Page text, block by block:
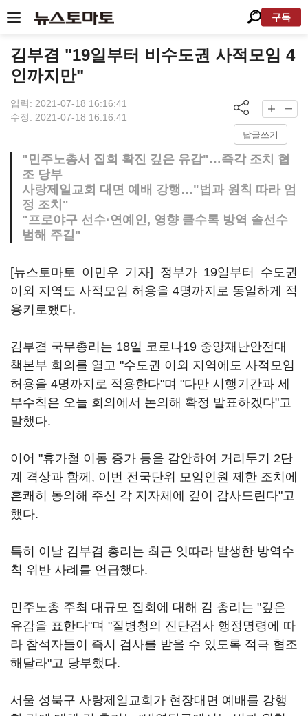
구독
김부겸 "19일부터 비수도권 사적모임 4
인까지만"
입력: 2021-07-18 16:16:41
수정: 2021-07-18 16:16:41
답글쓰기
"민주노총서 집회 확진 깊은 유감"…즉각 조치 협
조 당부
사랑제일교회 대면 예배 강행…"법과 원칙 따라 엄
정 조치"
"프로야구 선수·연예인, 영향 클수록 방역 솔선수
범해 주길"
[뉴스토마토 이민우 기자] 정부가 19일부터 수도권
이외 지역도 사적모임 허용을 4명까지로 동일하게 적
용키로했다.
김부겸 국무총리는 18일 코로나19 중앙재난안전대
책본부 회의를 열고 "수도권 이외 지역에도 사적모임
허용을 4명까지로 적용한다"며 "다만 시행기간과 세
부수칙은 오늘 회의에서 논의해 확정 발표하겠다"고
말했다.
이어 "휴가철 이동 증가 등을 감안하여 거리두기 2단
계 격상과 함께, 이번 전국단위 모임인원 제한 조치에
흔쾌히 동의해 주신 각 지자체에 깊이 감사드린다"고
했다.
특히 이날 김부겸 총리는 최근 잇따라 발생한 방역수
칙 위반 사례를 언급했다.
민주노총 주최 대규모 집회에 대해 김 총리는 "깊은
유감을 표한다"며 "질병청의 진단검사 행정명령에 따
라 참석자들이 즉시 검사를 받을 수 있도록 적극 협조
해달라"고 당부했다.
서울 성북구 사랑제일교회가 현장대면 예배를 강행